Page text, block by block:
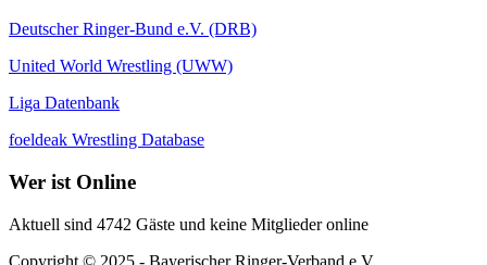
Deutscher Ringer-Bund e.V. (DRB)
United World Wrestling (UWW)
Liga Datenbank
foeldeak Wrestling Database
Wer ist Online
Aktuell sind 4742 Gäste und keine Mitglieder online
Copyright © 2025 - Bayerischer Ringer-Verband e.V.